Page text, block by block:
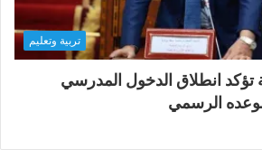
تربية وتعليم
تؤكد انطلاق الدخول المدرسي